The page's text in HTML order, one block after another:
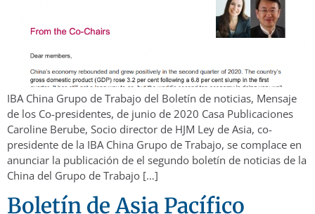
IBA China Grupo de Trabajo del Boletín de noticias, Mensaje
de los Co-presidentes, de junio de 2020 Casa Publicaciones
Caroline Berube, Socio director de HJM Ley de Asia, co-
presidente de la IBA China Grupo de Trabajo, se complace en
anunciar la publicación de el segundo boletín de noticias de la
China del Grupo de Trabajo […]
Boletín de Asia Pacífico